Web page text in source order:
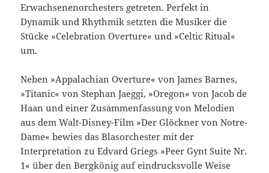
Erwachsenenorchesters getreten. Perfekt in
Dynamik und Rhythmik setzten die Musiker die
Stücke »Celebration Overture« und »Celtic Ritual«
um.
Neben »Appalachian Overture« von James Barnes,
»Titanic« von Stephan Jaeggi, »Oregon« von Jacob de
Haan und einer Zusammenfassung von Melodien
aus dem Walt-Disney-Film »Der Glöckner von Notre-
Dame« bewies das Blasorchester mit der
Interpretation zu Edvard Griegs »Peer Gynt Suite Nr.
1« über den Bergkönig auf eindrucksvolle Weise